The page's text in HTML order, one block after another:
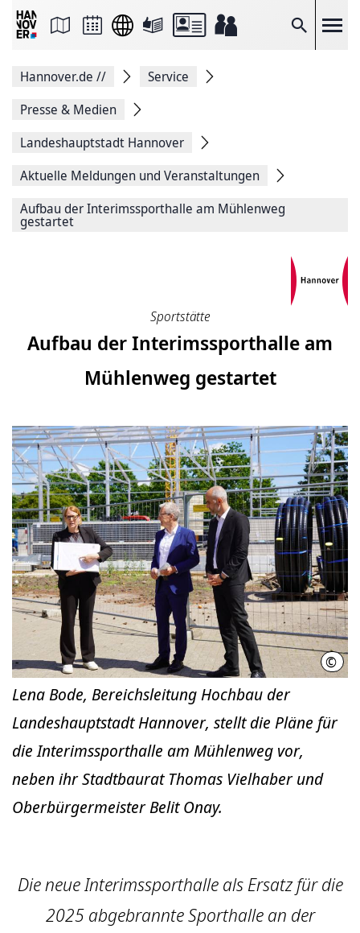
Suche
Seite
Facebook
teilen
Seitenlink
Seite
Hannover.de //
Service
Presse & Medien
Landeshauptstadt Hannover
Aktuelle Meldungen und Veranstaltungen
Aufbau der Interimssporthalle am Mühlenweg
gestartet
Sportstätte
Aufbau der Interimssporthalle am
Mühlenweg gestartet
© LHH
Lena Bode, Bereichsleitung Hochbau der
Landeshauptstadt Hannover, stellt die Pläne für
die Interimssporthalle am Mühlenweg vor,
neben ihr Stadtbaurat Thomas Vielhaber und
Oberbürgermeister Belit Onay.
Die neue Interimssporthalle als Ersatz für die
2025 abgebrannte Sporthalle an der